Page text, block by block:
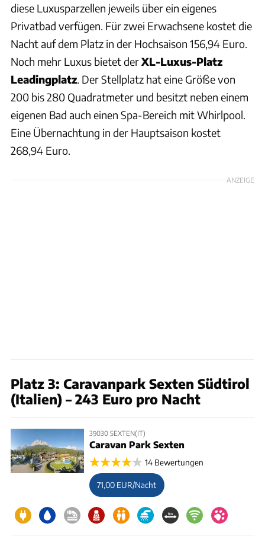
diese Luxusparzellen jeweils über ein eigenes
Privatbad verfügen. Für zwei Erwachsene kostet die
Nacht auf dem Platz in der Hochsaison 156,94 Euro.
Noch mehr Luxus bietet derXL-Luxus-Platz
Leadingplatz. Der Stellplatz hat eine Größe von
200 bis 280 Quadratmeter und besitzt neben einem
eigenen Bad auch einen Spa-Bereich mit Whirlpool.
Eine Übernachtung in der Hauptsaison kostet
268,94 Euro.
ANZEIGE
Platz 3: Caravanpark Sexten Südtirol
(Italien) – 243 Euro pro Nacht
39030 SEXTEN(IT)
Caravan Park Sexten
14 Bewertungen
71,00 EUR/Nacht